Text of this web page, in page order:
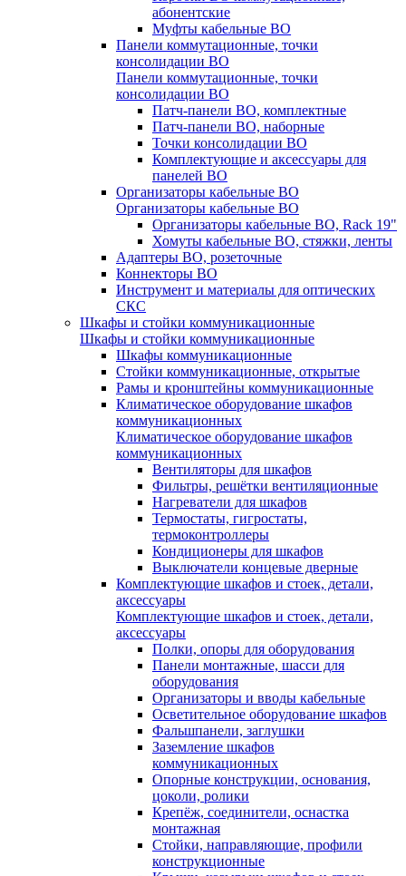
абонентские
Муфты кабельные ВО
Панели коммутационные, точки
консолидации ВО
Панели коммутационные, точки
консолидации ВО
Патч-панели ВО, комплектные
Патч-панели ВО, наборные
Точки консолидации ВО
Комплектующие и аксессуары для
панелей ВО
Организаторы кабельные ВО
Организаторы кабельные ВО
Организаторы кабельные ВО, Rack 19"
Хомуты кабельные ВО, стяжки, ленты
Адаптеры ВО, розеточные
Коннекторы ВО
Инструмент и материалы для оптических
СКС
Шкафы и стойки коммуникационные
Шкафы и стойки коммуникационные
Шкафы коммуникационные
Стойки коммуникационные, открытые
Рамы и кронштейны коммуникационные
Климатическое оборудование шкафов
коммуникационных
Климатическое оборудование шкафов
коммуникационных
Вентиляторы для шкафов
Фильтры, решётки вентиляционные
Нагреватели для шкафов
Термостаты, гигростаты,
термоконтроллеры
Кондиционеры для шкафов
Выключатели концевые дверные
Комплектующие шкафов и стоек, детали,
аксессуары
Комплектующие шкафов и стоек, детали,
аксессуары
Полки, опоры для оборудования
Панели монтажные, шасси для
оборудования
Организаторы и вводы кабельные
Осветительное оборудование шкафов
Фальшпанели, заглушки
Заземление шкафов
коммуникационных
Опорные конструкции, основания,
цоколи, ролики
Крепёж, соединители, оснастка
монтажная
Стойки, направляющие, профили
конструкционные